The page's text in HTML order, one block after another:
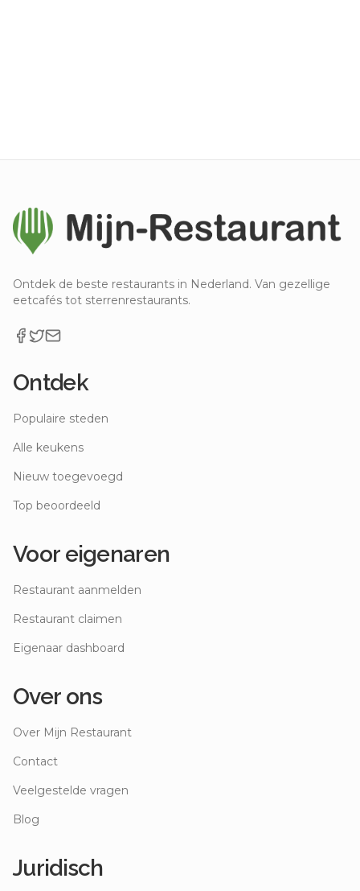
Ontdek de beste restaurants in Nederland. Van gezellige
eetcafés tot sterrenrestaurants.
Ontdek
Populaire steden
Alle keukens
Nieuw toegevoegd
Top beoordeeld
Voor eigenaren
Restaurant aanmelden
Restaurant claimen
Eigenaar dashboard
Over ons
Over Mijn Restaurant
Contact
Veelgestelde vragen
Blog
Juridisch